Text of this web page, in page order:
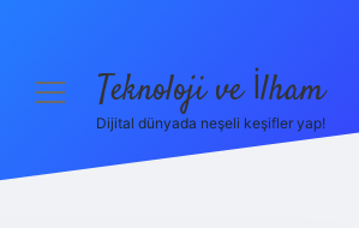
menüyüTeknoloji ve İlham
Dijital dünyada neşeli keşifler yap!